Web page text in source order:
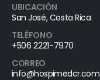
UBICACIÓN
San José, Costa Rica
TELÉFONO
+506 2221-7970
CORREO
info@hospimedcr.com